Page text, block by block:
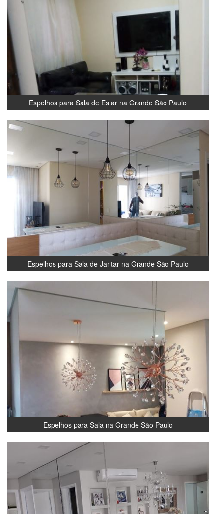
Espelhos para Sala de Estar na Grande São Paulo
Espelhos para Sala de Jantar na Grande São Paulo
Espelhos para Sala na Grande São Paulo